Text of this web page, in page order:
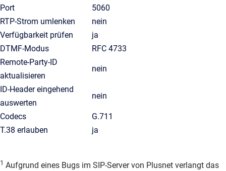
Port
5060
RTP-Strom umlenken
nein
Verfügbarkeit prüfen
ja
DTMF-Modus
RFC 4733
Remote-Party-ID
aktualisieren
nein
ID-Header eingehend
auswerten
nein
Codecs
G.711
T.38 erlauben
ja
1 Aufgrund eines Bugs im SIP-Server von Plusnet verlangt das